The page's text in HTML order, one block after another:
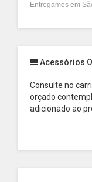
Entregamos em
Acessórios
Consulte no
orçado
adicionado ao